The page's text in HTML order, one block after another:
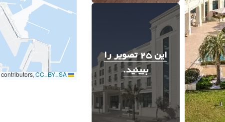
این 25 تصویر را
ببینید.
contributors, CC-BY-SA